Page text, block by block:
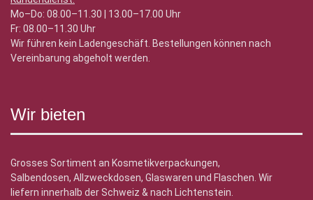
Mo–Do: 08.00–11.30 | 13.00–17.00 Uhr
Fr: 08.00–11.30 Uhr
Wir führen kein Ladengeschäft. Bestellungen können nach
Vereinbarung abgeholt werden.
Wir bieten
Grosses Sortiment an Kosmetikverpackungen,
Salbendosen, Allzweckdosen, Glaswaren und Flaschen. Wir
liefern innerhalb der Schweiz & nach Lichtenstein.